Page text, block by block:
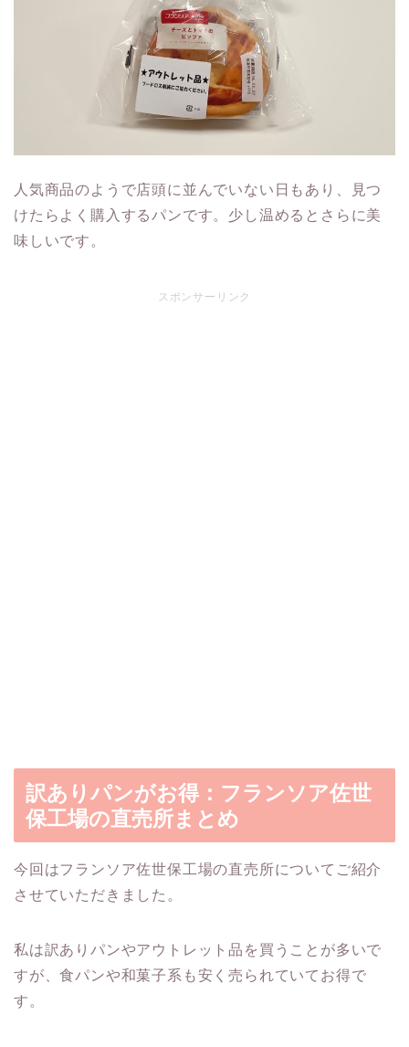
人気商品のようで店頭に並んでいない日もあり、見つ
けたらよく購入するパンです。少し温めるとさらに美
味しいです。
スポンサーリンク
訳ありパンがお得：フランソア佐世
保工場の直売所まとめ
今回はフランソア佐世保工場の直売所についてご紹介
させていただきました。
私は訳ありパンやアウトレット品を買うことが多いで
すが、食パンや和菓子系も安く売られていてお得で
す。